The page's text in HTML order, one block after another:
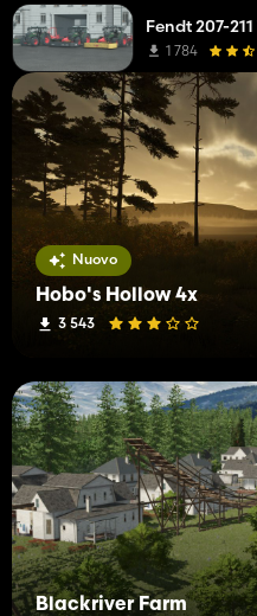
Nuovo
Hobo's Hollow 4x
3 543
Blackriver Farm
Fendt 207-
1 784